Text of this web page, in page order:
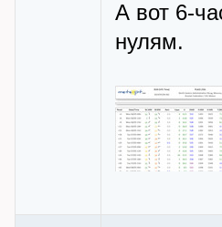
А вот 6-
нулям.